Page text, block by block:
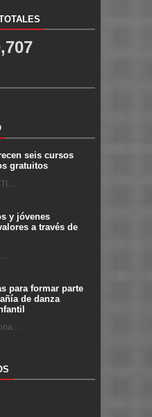
seis cursos
gratuitos
...
y jóvenes
a través de
para formar parte
de danza
...